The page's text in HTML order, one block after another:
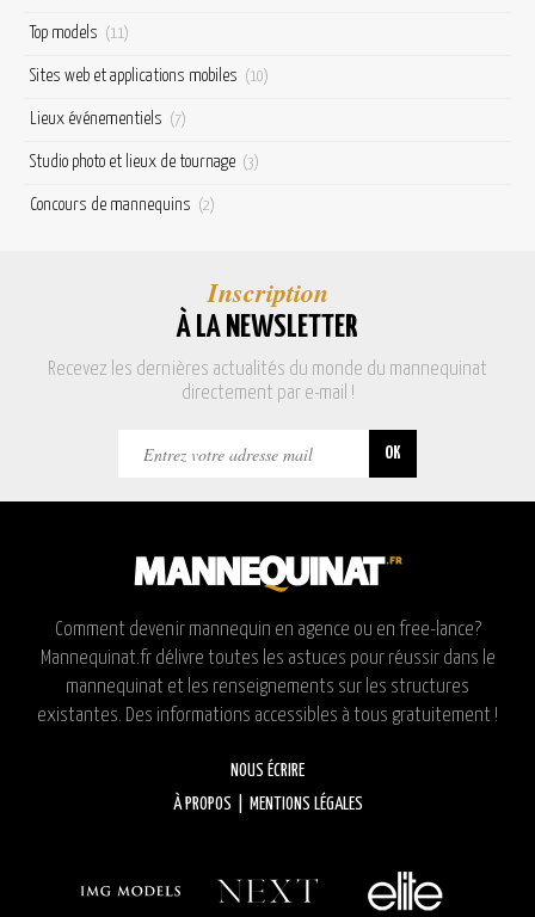
Top models (11)
Sites web et applications mobiles (10)
Lieux événementiels (7)
Studio photo et lieux de tournage (3)
Concours de mannequins (2)
Inscription
À LA NEWSLETTER
Recevez les dernières actualités du monde du mannequinat
directement par e-mail !
Comment devenir mannequin en agence ou en free-lance?
Mannequinat.fr délivre toutes les astuces pour réussir dans le
mannequinat et les renseignements sur les structures
existantes. Des informations accessibles à tous gratuitement !
NOUS ÉCRIRE
À PROPOS
MENTIONS LÉGALES